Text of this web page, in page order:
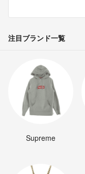
注目ブランド一覧
Supreme